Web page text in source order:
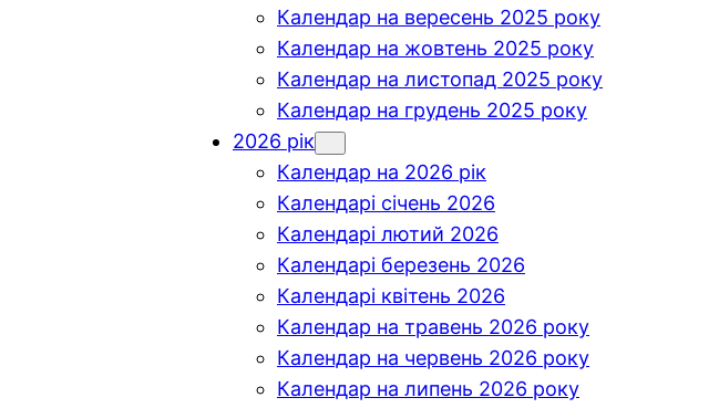
Календар на вересень 2025 року
Календар на жовтень 2025 року
Календар на листопад 2025 року
Календар на грудень 2025 року
2026 рік
Календар на 2026 рік
Календарі січень 2026
Календарі лютий 2026
Календарі березень 2026
Календарі квітень 2026
Календар на травень 2026 року
Календар на червень 2026 року
Календар на липень 2026 року